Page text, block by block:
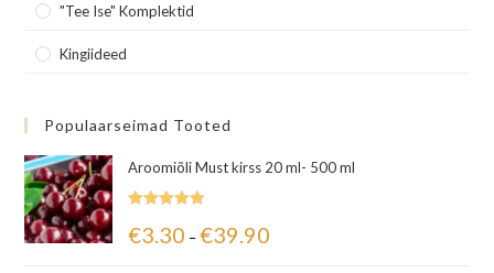
"Tee Ise" Komplektid
Kingiideed
Populaarseimad Tooted
Aroomiõli Must kirss 20 ml- 500 ml
5.00/ 5
€3.30 – €39.90